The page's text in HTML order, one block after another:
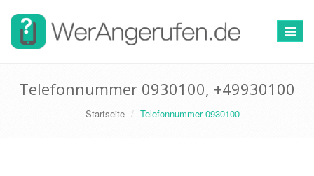
Toggle
Telefonnummer 0930100, +49930100
Startseite Telefonnummer 0930100